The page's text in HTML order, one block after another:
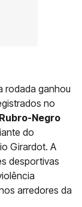
rodada ganhou
no
Rubro-Negro
do
Girardot. A
desportivas
arredores da